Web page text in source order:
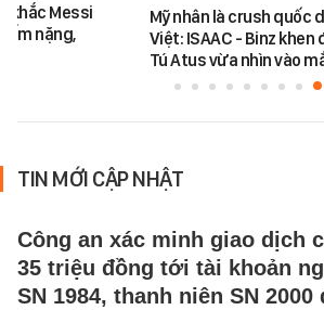
khắc Messi
ốm nặng,
Mỹ nhân là crush quốc
Việt: ISAAC - Binz khen
Tú Atus vừa nhìn vào
TIN MỚI CẬP NHẬT
Công an xác minh giao dịch
35 triệu đồng tới tài khoản
SN 1984, thanh niên SN